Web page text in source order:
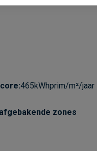
465kWhprim/m²/jaar
zones